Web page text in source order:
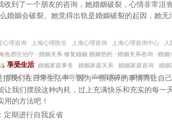
收到了一个朋友的咨询，她婚姻破裂，心情非常沮
婚姻会破裂。她觉得出轨是婚姻破裂的起因，她无
心理咨询 上海心理医生 上海心理咨询 上海心理咨询中心 人
焦虑症治疗 婚姻关系 修复婚姻 婚姻危机 婚姻关系咨询 婚姻
婚姻家庭 婚姻家庭事务 婚姻家庭关系 婚姻家庭咨询 婚姻
婚姻心理 婚姻恋爱 婚姻救援 婚姻恋爱咨询 婚姻情感
享受生活
指我们在日常生活中，因为一些琐碎的事情而让自
让我们摆脱这种内耗，过上充满快乐和充实的每一
用的方法吧！
定期进行自我反省